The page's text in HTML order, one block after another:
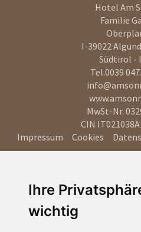
Ihre
wichtig
Hotel Am
Familie
I-39022
Südtirol -
Tel.0039
MwSt-Nr.
CIN
Impressum
Cookies